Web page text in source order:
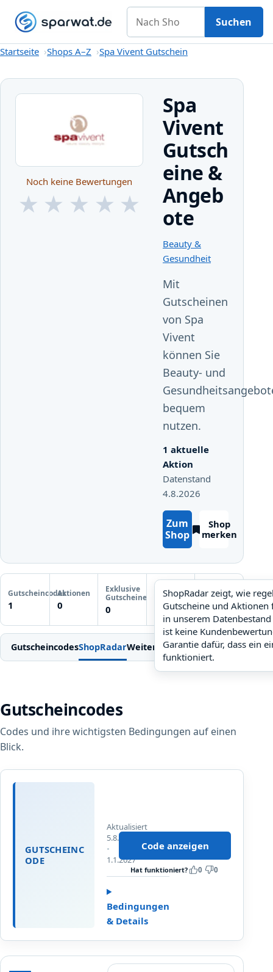
Startseite
GutscheineShops A–Z KategorienMagazin
Nach Shop suchen
Suchen
Startseite Shops A–Z Spa Vivent Gutschein
Noch keine Bewertungen
★ ★ ★ ★ ★
Spa
Vivent
Gutsch
eine &
Angeb
ote
Beauty &
Gesundheit
Mit
Gutscheinen
von Spa
Vivent
können Sie
Beauty- und
bequem
nutzen.
1 aktuelle
Aktion
Datenstand
4.8.2026
Zum
Shop
Shop
merken
Gutscheincodes
1
Aktionen
0
Exklusive
Gutscheine
0
ShopRadar
noch keine Daten
ShopRadar zeigt, wie
Gutscheine und Aktionen
in unserem
ist keine
Garantie dafür, dass ein
funktioniert.
Letzte
Gutscheinprüfung
Noch keine
Prüfung
GutscheincodesShopRadarWeitere GutscheineEinlösen
Gutscheincodes
Codes und ihre wichtigsten Bedingungen auf einen
Blick.
GUTSCHEINC
ODE
n
e
r
e
r
E
i
k
Aktualisiert
5.8.2026
1.1.2027
Bedingungen
& Details
Code anzeigen
Hat funktioniert? 0 0